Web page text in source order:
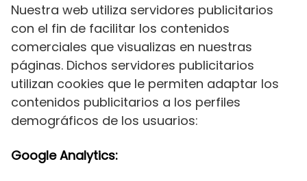
Nuestra web utiliza servidores publicitarios
con el fin de facilitar los contenidos
comerciales que visualizas en nuestras
páginas. Dichos servidores publicitarios
utilizan cookies que le permiten adaptar los
contenidos publicitarios a los perfiles
demográficos de los usuarios:
Google Analytics: